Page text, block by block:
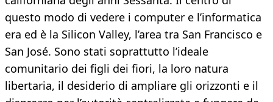
questo modo di vedere i computer e l’informatica
era ed è la Silicon Valley, l’area tra San Francisco e
San José. Sono stati soprattutto l’ideale
comunitario dei figli dei fiori, la loro natura
libertaria, il desiderio di ampliare gli orizzonti e il